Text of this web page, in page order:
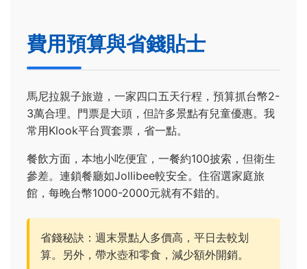
費用預算與省錢貼士
馬尼拉親子旅遊，一家四口五天行程，預算抓台幣2-
3萬合理。門票是大頭，但許多景點有兒童優惠。我
常用Klook平台買套票，省一點。
餐飲方面，本地小吃便宜，一餐約100披索，但衛生
參差。連鎖餐廳如Jollibee較安全。住宿選家庭旅
館，每晚台幣1000-2000元就有不錯的。
省錢秘訣：週末景點人多價高，平日去較划
算。另外，帶水壺和零食，減少額外開銷。